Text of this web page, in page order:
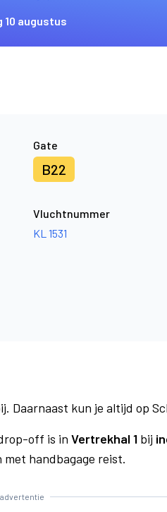
10 augustus
Gate
B22
Vluchtnummer
KL 1531
Daarnaast kun je altijd op
off is in Vertrekhal 1 bij
handbagage reist.
advertentie